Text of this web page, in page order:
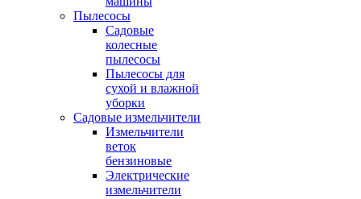
Пылесосы
Садовые
колесные
пылесосы
Пылесосы для
сухой и влажной
уборки
Садовые измельчители
Измельчители
веток
бензиновые
Электрические
измельчители